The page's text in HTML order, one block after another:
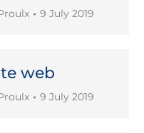
9 July 2019
web
9 July 2019